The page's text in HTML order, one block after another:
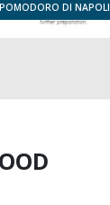
DI NAPOLI